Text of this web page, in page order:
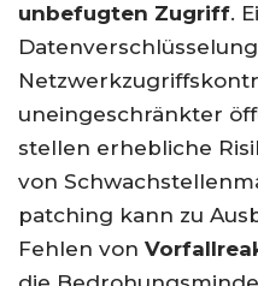
unbefugten Zugriff.
uneingeschränkter
stellen erhebliche
von
patching kann zu
Fehlen von